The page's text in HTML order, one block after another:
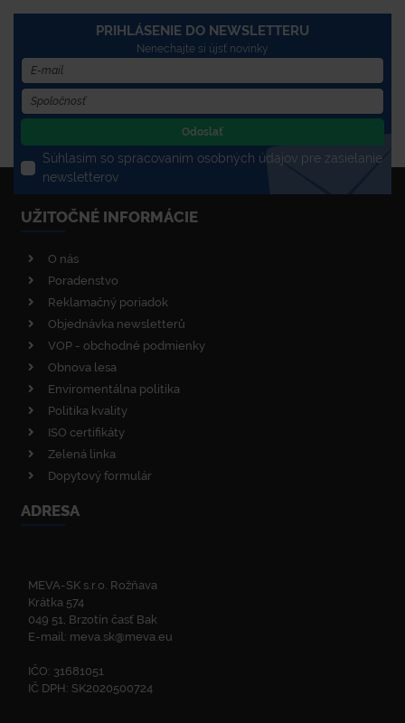
PRIHLÁSENIE DO NEWSLETTERU
Nenechajte si újsť novinky
Odoslať
Súhlasím so spracovaním osobných údajov pre zasielanie
newsletterov
UŽITOČNÉ INFORMÁCIE
O nás
Poradenstvo
Reklamačný poriadok
Objednávka newsletterů
VOP - obchodné podmienky
Obnova lesa
Enviromentálna politika
Politika kvality
ISO certifikáty
Zelená linka
Dopytový formulár
ADRESA
MEVA-SK s.r.o. Rožňava
Krátka 574
049 51, Brzotín časť Bak
E-mail: meva.sk@meva.eu
IČO: 31681051
IČ DPH: SK2020500724